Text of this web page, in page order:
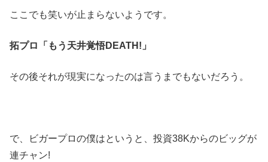
ここでも笑いが止まらないようです。
拓プロ「もう天井覚悟DEATH!」
その後それが現実になったのは言うまでもないだろう。
で、ビガープロの僕はというと、投資38Kからのビッグが
連チャン!